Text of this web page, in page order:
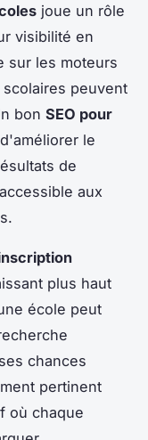
joue un rôle
visibilité en
sur les moteurs
peuvent
bon SEO pour
le
de
aux
plus haut
école peut
chances
pertinent
où chaque